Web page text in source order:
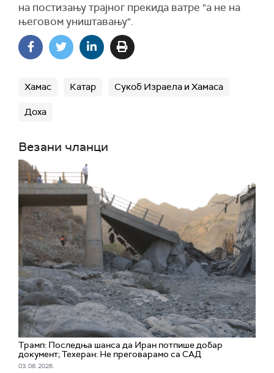
на постизању трајног прекида ватре "а не на
његовом уништавању".
Хамас Катар Сукоб Израела и Хамаса
Доха
Везани чланци
Трамп: Последња шанса да Иран потпише добар
документ; Техеран: Не преговарамо са САД
03. 08. 2026.